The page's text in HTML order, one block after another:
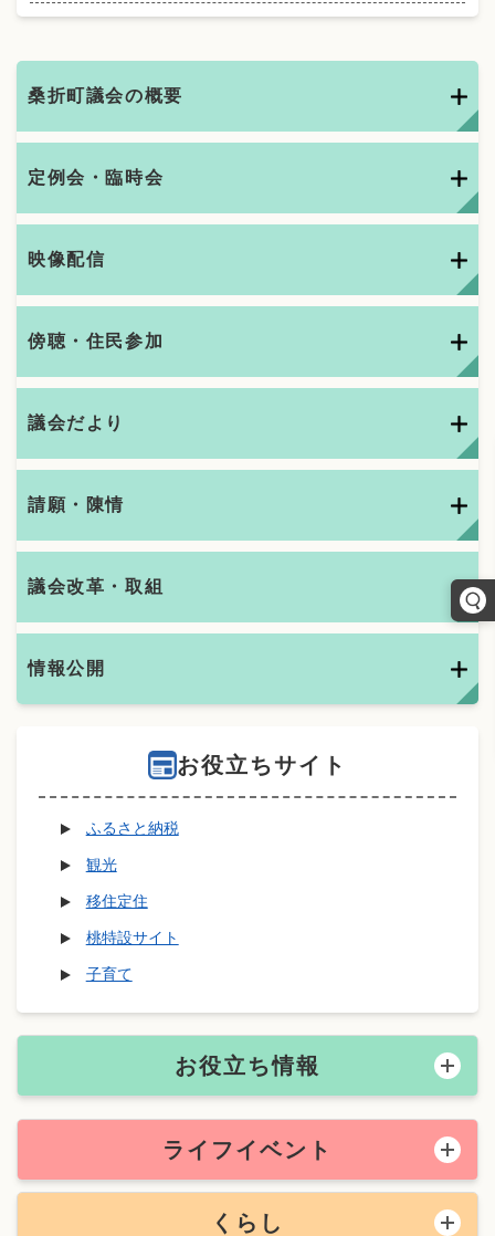
桑折町議会の概要
定例会・臨時会
映像配信
傍聴・住民参加
議会だより
請願・陳情
議会改革・取組
情報公開
お役立ちサイト
ふるさと納税
観光
移住定住
桃特設サイト
子育て
お役立ち情報
ライフイベント
くらし